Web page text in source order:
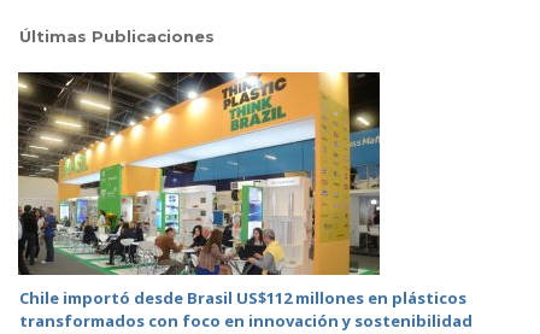
Últimas Publicaciones
Chile importó desde Brasil US$112 millones en plásticos
transformados con foco en innovación y sostenibilidad